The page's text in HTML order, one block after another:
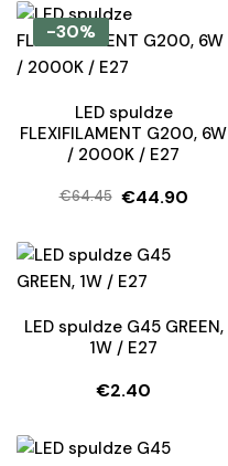
-30%
LED spuldze
FLEXIFILAMENT G200, 6W
/ 2000K / E27
€64.45
Original
was:
€64.45.
€44.90
Current
is:
€44.90.
LED spuldze G45 GREEN,
1W / E27
€2.40